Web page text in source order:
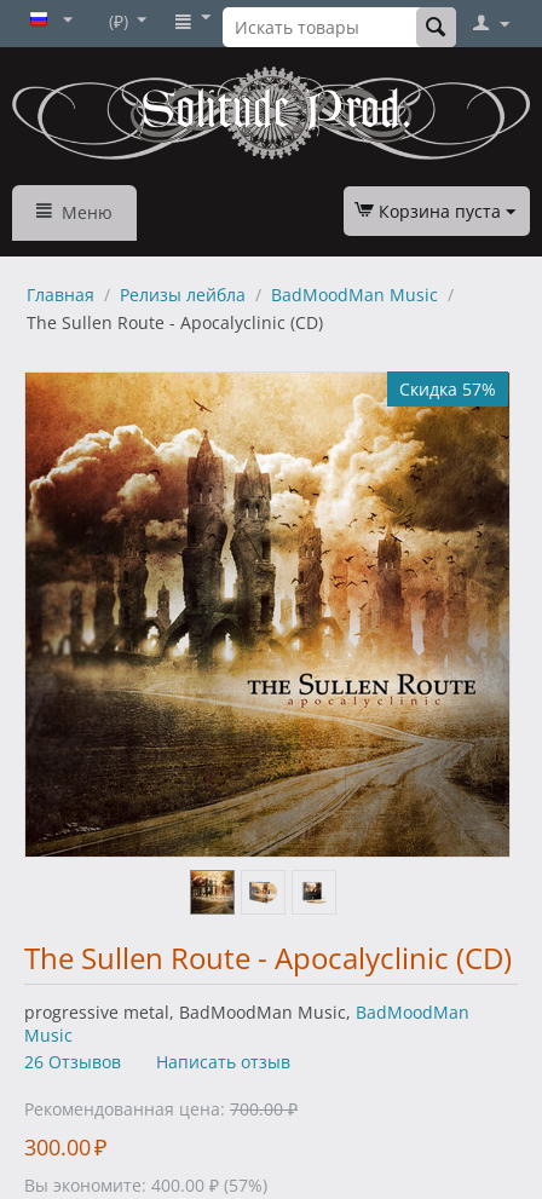
(₽)
Меню Корзина пуста
Главная / Релизы лейбла / BadMoodMan Music /
The Sullen Route - Apocalyclinic (CD)
Скидка 57%
The Sullen Route - Apocalyclinic (CD)
progressive metal, BadMoodMan Music, BadMoodMan
Music
26 Отзывов
Написать отзыв
Рекомендованная цена: 700.00 ₽
300.00₽
Вы экономите: 400.00 ₽ (57%)